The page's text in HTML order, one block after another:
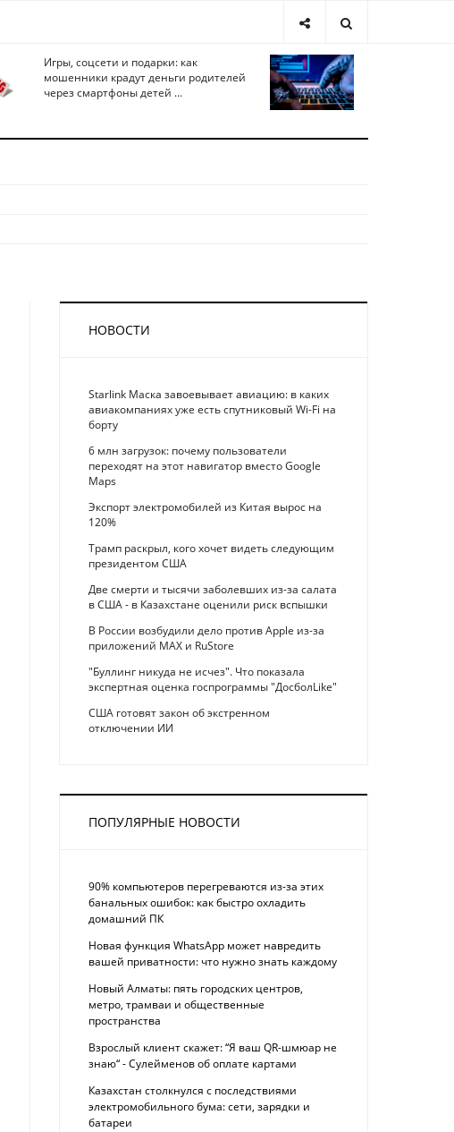
Игры, соцсети и подарки: как
мошенники крадут деньги родителей
через смартфоны детей ...
НОВОСТИ
Starlink Маска завоевывает авиацию: в каких
авиакомпаниях уже есть спутниковый Wi-Fi на
борту
6 млн загрузок: почему пользователи
переходят на этот навигатор вместо Google
Maps
Экспорт электромобилей из Китая вырос на
120%
Трамп раскрыл, кого хочет видеть следующим
президентом США
Две смерти и тысячи заболевших из-за салата
в США - в Казахстане оценили риск вспышки
В России возбудили дело против Apple из-за
приложений MAX и RuStore
"Буллинг никуда не исчез". Что показала
экспертная оценка госпрограммы "ДосболLike"
США готовят закон об экстренном
отключении ИИ
ПОПУЛЯРНЫЕ НОВОСТИ
90% компьютеров перегреваются из-за этих
банальных ошибок: как быстро охладить
домашний ПК
Новая функция WhatsApp может навредить
вашей приватности: что нужно знать каждому
Новый Алматы: пять городских центров,
метро, трамваи и общественные
пространства
Взрослый клиент скажет: “Я ваш QR-шмюар не
знаю“ - Сулейменов об оплате картами
Казахстан столкнулся с последствиями
электромобильного бума: сети, зарядки и
батареи